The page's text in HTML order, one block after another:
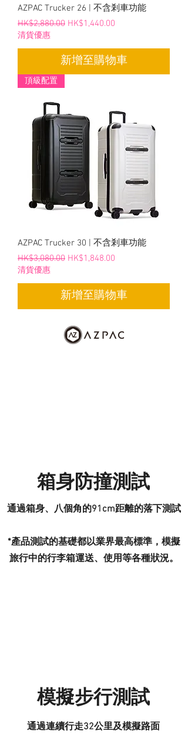
AZPAC Trucker 26 | 不含剎車功能
一般價格
HK$2,880.00 促銷價格
HK$1,440.00
清貨優惠
新增至購物車
頂級配置
AZPAC Trucker 30 | 不含剎車功能
一般價格
HK$3,080.00 促銷價格
HK$1,848.00
清貨優惠
新增至購物車
箱身防撞測試
通過箱身、八個角的91cm距離的落下測試
*產品測試的基礎都以業界最高標準，模擬
旅行中的行李箱運送、使用等各種狀況。
模擬步行測試
通過連續行走32公里及模擬路面